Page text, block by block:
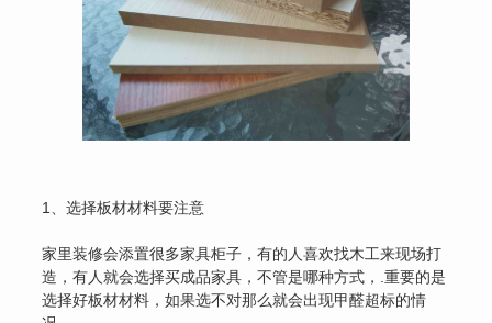
1、选择板材材料要注意
家里装修会添置很多家具柜子，有的人喜欢找木工来现场打
造，有人就会选择买成品家具，不管是哪种方式，.重要的是
选择好板材材料，如果选不对那么就会出现甲醛超标的情